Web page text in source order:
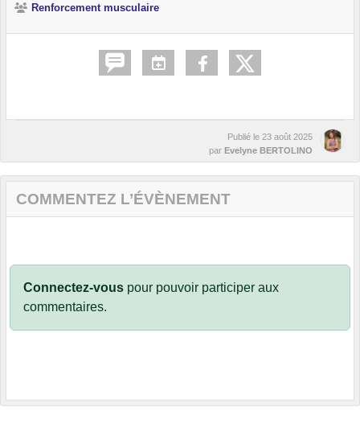
Renforcement musculaire
Publié le 23 août 2025
par Evelyne BERTOLINO
COMMENTEZ L’ÉVÈNEMENT
Connectez-vous pour pouvoir participer aux
commentaires.